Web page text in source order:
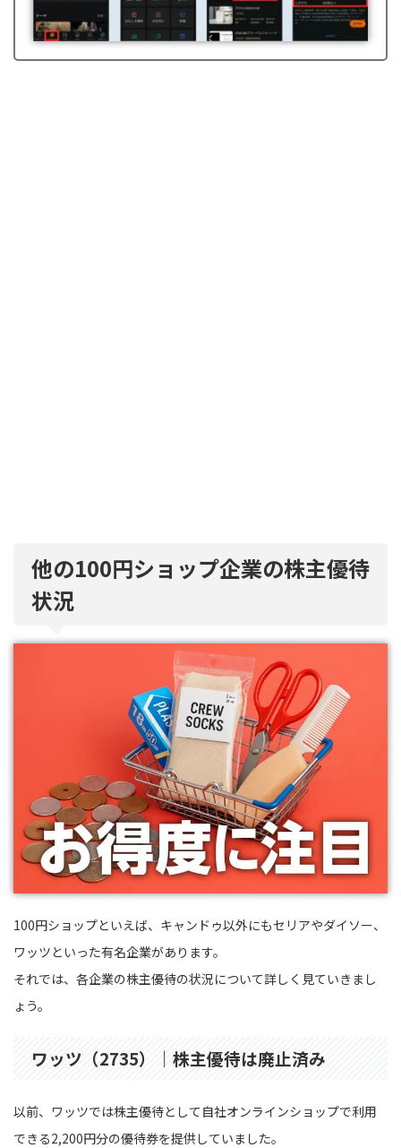
他の100円ショップ企業の株主優待
状況
100円ショップといえば、キャンドゥ以外にもセリアやダイソー、
ワッツといった有名企業があります。
それでは、各企業の株主優待の状況について詳しく見ていきまし
ょう。
ワッツ（2735）｜株主優待は廃止済み
以前、ワッツでは株主優待として自社オンラインショップで利用
できる2,200円分の優待券を提供していました。